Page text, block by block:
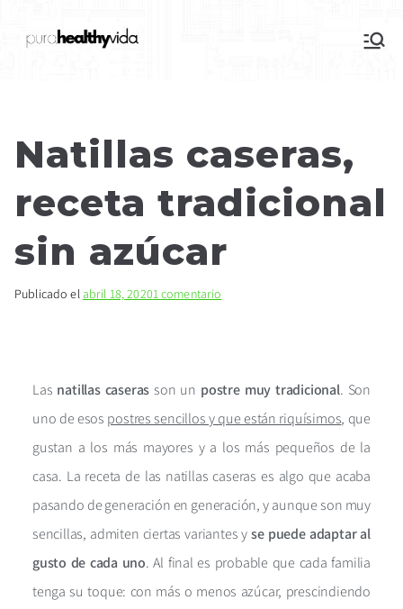
Natillas caseras,
receta tradicional
sin azúcar
Publicado el abril 18, 20201 comentario
Las natillas caseras son un postre muy tradicional. Son
uno de esos postres sencillos y que están riquísimos, que
gustan a los más mayores y a los más pequeños de la
casa. La receta de las natillas caseras es algo que acaba
pasando de generación en generación, y aunque son muy
sencillas, admiten ciertas variantes yse puede adaptar al
gusto de cada uno. Al final es probable que cada familia
tenga su toque: con más o menos azúcar, prescindiendo